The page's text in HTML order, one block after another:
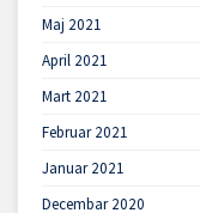
Maj 2021
April 2021
Mart 2021
Februar 2021
Januar 2021
Decembar 2020